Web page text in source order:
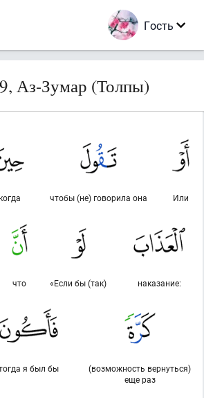
Гость
Аз-Зумар (Толпы)
Или
чтобы (не) говорила она
когда
наказание:
«Если бы (так)
что
(возможность вернуться)
еще раз
я был бы